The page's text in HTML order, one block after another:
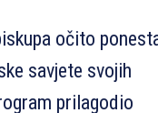
očito
savjete svojih
prilagodio